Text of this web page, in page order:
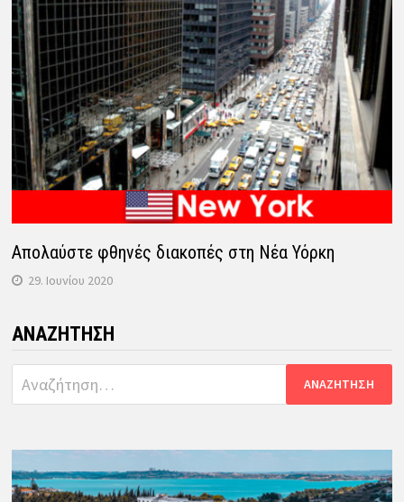
Απολαύστε φθηνές διακοπές στη Νέα Υόρκη
29. Ιουνίου 2020
ΑΝΑΖΉΤΗΣΗ
Αναζήτηση
για: